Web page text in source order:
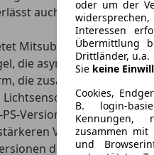
oder um der
Interessen
Übermittlung
Drittländer, u.a.
Sie keine
Cookies,
B. login-
Kennungen,
zusammen mit
und
auch beim flotten
Mitsubishi den Lancer
die asymmetrisch
die zusätzlich AS&G,
Als jeweils
Version ab 20.000
Version mit 150
des VW Golf